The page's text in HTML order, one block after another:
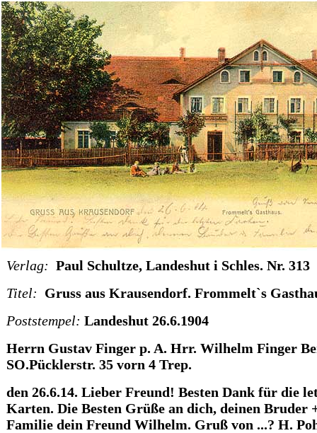
Verlag: Paul Schultze, Landeshut i Schles. Nr. 313
Titel: Gruss aus Krausendorf. Frommelt`s
Poststempel: Landeshut 26.6.1904
Herrn Gustav Finger p. A. Hrr. Wilhelm Finger
SO.Pücklerstr. 35 vorn 4 Trep.
den 26.6.14. Lieber Freund! Besten Dank für die
Karten. Die Besten Grüße an dich, deinen Bruder
Familie dein Freund Wilhelm. Gruß von ...? H.